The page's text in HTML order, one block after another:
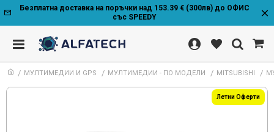
Безплатна доставка на поръчки над 153.39 € (300лв) до ОФИС
със SPEEDY
МУЛТИМЕДИИ И GPS МУЛТИМЕДИИ - ПО МОДЕЛИ MITSUBISHI
Летни Оферти